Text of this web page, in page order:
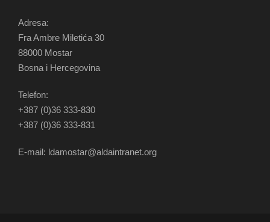
Adresa:
Fra Ambre Miletića 30
88000 Mostar
Bosna i Hercegovina
Telefon:
+387 (0)36 333-830
+387 (0)36 333-831
E-mail: ldamostar@aldaintranet.org